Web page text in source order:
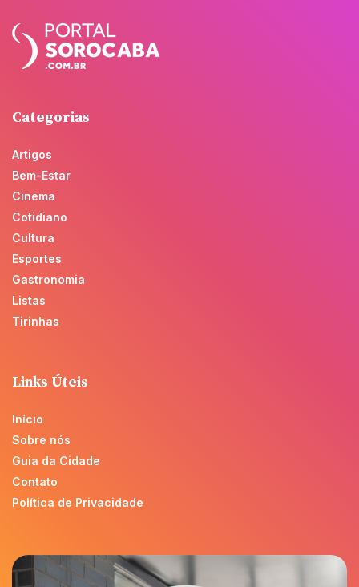
Categorias
Artigos
Bem-Estar
Cinema
Cotidiano
Cultura
Esportes
Gastronomia
Listas
Tirinhas
Links Úteis
Início
Sobre nós
Guia da Cidade
Contato
Política de Privacidade